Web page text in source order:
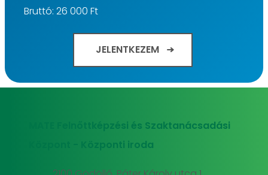
Bruttó: 26 000 Ft
JELENTKEZEM
MATE Felnőttképzési és Szaktanácsadási
Központ - Központi iroda